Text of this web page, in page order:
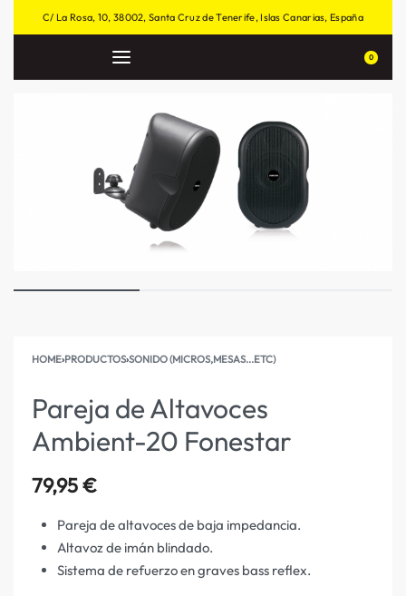
C/ La Rosa, 10, 38002, Santa Cruz de Tenerife, Islas Canarias, España
0
HOME›PRODUCTOS›SONIDO (MICROS,MESAS...ETC)
Pareja de Altavoces
Ambient-20 Fonestar
79,95€
Pareja de altavoces de baja impedancia.
Altavoz de imán blindado.
Sistema de refuerzo en graves bass reflex.